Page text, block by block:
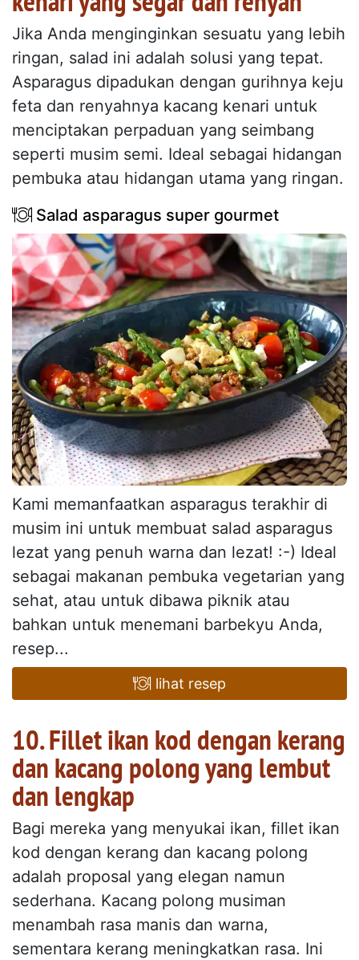
Jika Anda menginginkan sesuatu yang lebih
ringan, salad ini adalah solusi yang tepat.
Asparagus dipadukan dengan gurihnya keju
feta dan renyahnya kacang kenari untuk
menciptakan perpaduan yang seimbang
seperti musim semi. Ideal sebagai hidangan
pembuka atau hidangan utama yang ringan.
Salad asparagus super gourmet
Kami memanfaatkan asparagus terakhir di
musim ini untuk membuat salad asparagus
lezat yang penuh warna dan lezat! :-) Ideal
sebagai makanan pembuka vegetarian yang
sehat, atau untuk dibawa piknik atau
bahkan untuk menemani barbekyu Anda,
resep...
lihat resep
10. Fillet ikan kod dengan kerang
dan kacang polong yang lembut
dan lengkap
Bagi mereka yang menyukai ikan, fillet ikan
kod dengan kerang dan kacang polong
adalah proposal yang elegan namun
sederhana. Kacang polong musiman
menambah rasa manis dan warna,
sementara kerang meningkatkan rasa. Ini